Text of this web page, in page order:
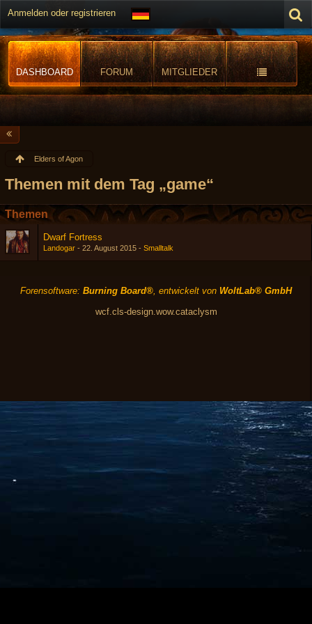
Anmelden oder registrieren
DASHBOARD FORUM MITGLIEDER
Elders of Agon
Themen mit dem Tag „game“
Themen
Dwarf Fortress
Landogar - 22. August 2015 - Smalltalk
Forensoftware: Burning Board®, entwickelt von WoltLab® GmbH
wcf.cls-design.wow.cataclysm